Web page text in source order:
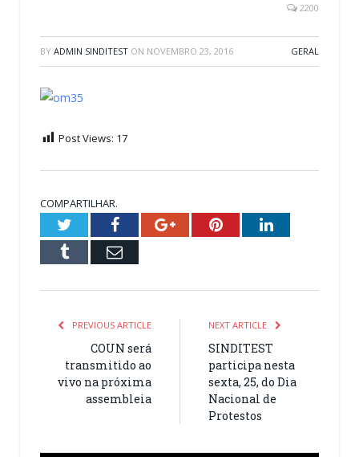
2200
BY ADMIN SINDITEST ON NOVEMBRO 23, 2016 GERAL
Post Views: 17
COMPARTILHAR.
TwitterFacebookGoogle+PinterestLinkedIn
Tumblr Email
PREVIOUS ARTICLE
COUN será
transmitido ao
vivo na próxima
assembleia
NEXT ARTICLE
SINDITEST
participa nesta
sexta, 25, do Dia
Nacional de
Protestos